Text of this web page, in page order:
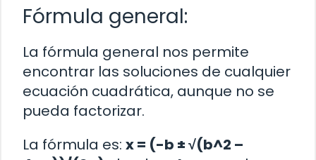
Fórmula general:
La fórmula general nos permite
encontrar las soluciones de cualquier
ecuación cuadrática, aunque no se
pueda factorizar.
La fórmula es: x = (-b ± √(b^2 –